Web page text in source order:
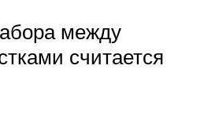
между
считается